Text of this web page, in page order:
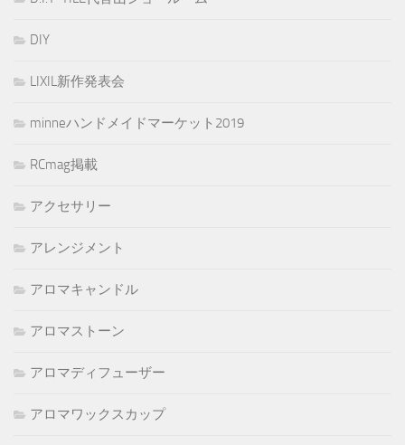
DIY
LIXIL新作発表会
minneハンドメイドマーケット2019
RCmag掲載
アクセサリー
アレンジメント
アロマキャンドル
アロマストーン
アロマディフューザー
アロマワックスカップ